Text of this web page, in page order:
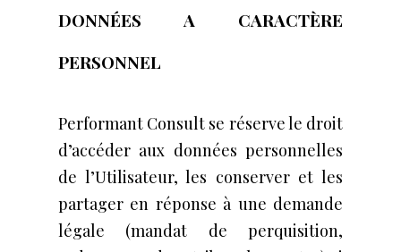
DONNÉES A CARACTÈRE
PERSONNEL
Performant Consult se réserve le droit
d’accéder aux données personnelles
de l’Utilisateur, les conserver et les
partager en réponse à une demande
légale (mandat de perquisition,